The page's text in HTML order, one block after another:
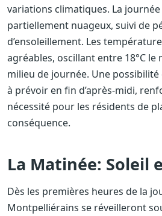
variations climatiques. La
partiellement nuageux, suivi de
d’ensoleillement. Les
agréables, oscillant entre 18°C le
milieu de journée. Une possibilité
à prévoir en fin d’après-midi,
nécessité pour les résidents de
conséquence.
La Matinée: Soleil
Dès les premières heures de la
Montpelliérains se réveilleront